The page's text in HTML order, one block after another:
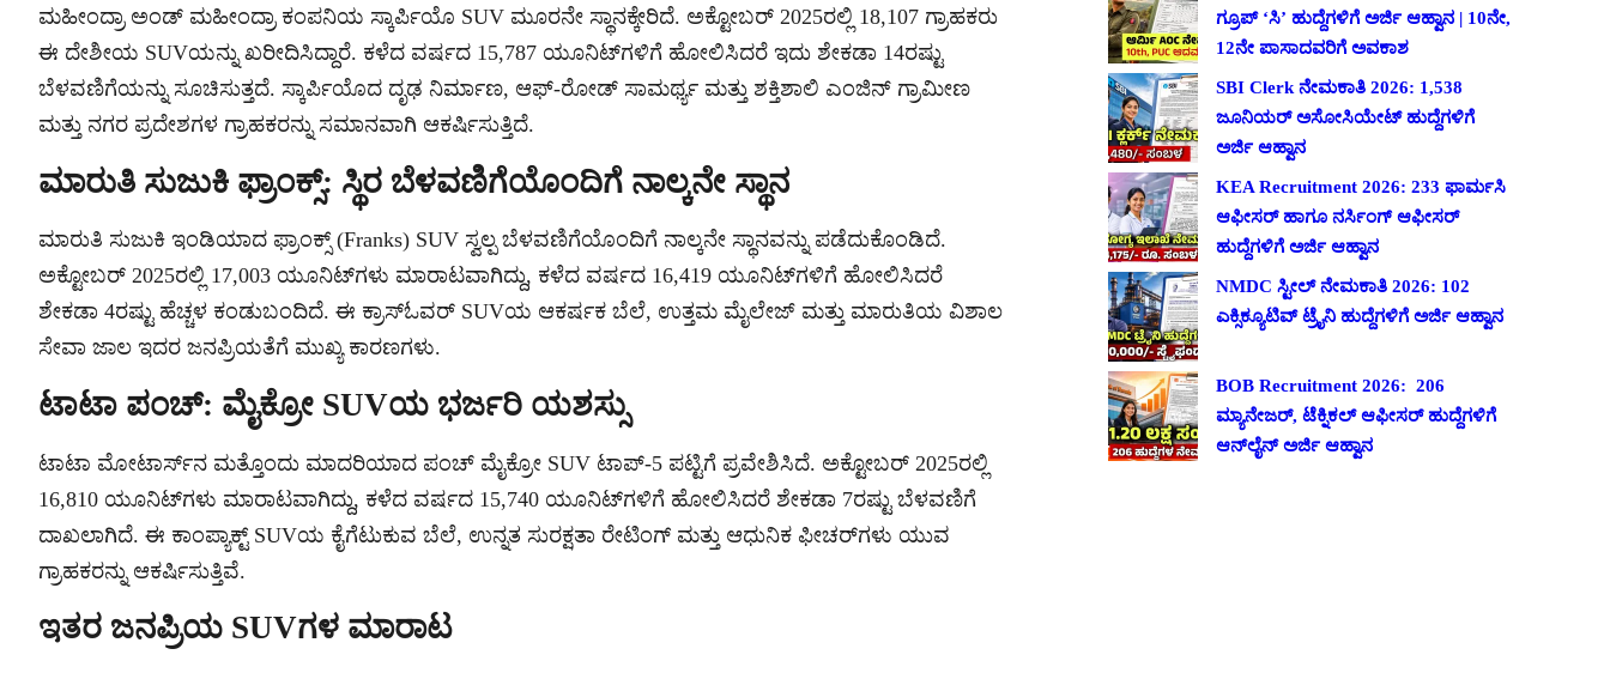
ಮಹೀಂದ್ರಾ ಅಂಡ್ ಮಹೀಂದ್ರಾ ಕಂಪನಿಯ ಸ್ಕಾರ್ಪಿಯೊ SUV ಮೂರನೇ ಸ್ಥಾನಕ್ಕೇರಿದೆ. ಅಕ್ಟೋಬರ್ 2025ರಲ್ಲಿ 18,107 ಗ್ರಾಹಕರು
ಈ ದೇಶೀಯ SUVಯನ್ನು ಖರೀದಿಸಿದ್ದಾರೆ. ಕಳೆದ ವರ್ಷದ 15,787 ಯೂನಿಟ್‌ಗಳಿಗೆ ಹೋಲಿಸಿದರೆ ಇದು ಶೇಕಡಾ 14ರಷ್ಟು
ಬೆಳವಣಿಗೆಯನ್ನು ಸೂಚಿಸುತ್ತದೆ. ಸ್ಕಾರ್ಪಿಯೊದ ದೃಢ ನಿರ್ಮಾಣ, ಆಫ್-ರೋಡ್ ಸಾಮರ್ಥ್ಯ ಮತ್ತು ಶಕ್ತಿಶಾಲಿ ಎಂಜಿನ್ ಗ್ರಾಮೀಣ
ಮತ್ತು ನಗರ ಪ್ರದೇಶಗಳ ಗ್ರಾಹಕರನ್ನು ಸಮಾನವಾಗಿ ಆಕರ್ಷಿಸುತ್ತಿದೆ.
ಮಾರುತಿ ಸುಜುಕಿ ಫ್ರಾಂಕ್ಸ್: ಸ್ಥಿರ ಬೆಳವಣಿಗೆಯೊಂದಿಗೆ ನಾಲ್ಕನೇ ಸ್ಥಾನ
ಮಾರುತಿ ಸುಜುಕಿ ಇಂಡಿಯಾದ ಫ್ರಾಂಕ್ಸ್ (Franks) SUV ಸ್ವಲ್ಪ ಬೆಳವಣಿಗೆಯೊಂದಿಗೆ ನಾಲ್ಕನೇ ಸ್ಥಾನವನ್ನು ಪಡೆದುಕೊಂಡಿದೆ.
ಅಕ್ಟೋಬರ್ 2025ರಲ್ಲಿ 17,003 ಯೂನಿಟ್‌ಗಳು ಮಾರಾಟವಾಗಿದ್ದು, ಕಳೆದ ವರ್ಷದ 16,419 ಯೂನಿಟ್‌ಗಳಿಗೆ ಹೋಲಿಸಿದರೆ
ಶೇಕಡಾ 4ರಷ್ಟು ಹೆಚ್ಚಳ ಕಂಡುಬಂದಿದೆ. ಈ ಕ್ರಾಸ್‌ಓವರ್ SUVಯ ಆಕರ್ಷಕ ಬೆಲೆ, ಉತ್ತಮ ಮೈಲೇಜ್ ಮತ್ತು ಮಾರುತಿಯ ವಿಶಾಲ
ಸೇವಾ ಜಾಲ ಇದರ ಜನಪ್ರಿಯತೆಗೆ ಮುಖ್ಯ ಕಾರಣಗಳು.
ಟಾಟಾ ಪಂಚ್: ಮೈಕ್ರೋ SUVಯ ಭರ್ಜರಿ ಯಶಸ್ಸು
ಟಾಟಾ ಮೋಟಾರ್ಸ್‌ನ ಮತ್ತೊಂದು ಮಾದರಿಯಾದ ಪಂಚ್ ಮೈಕ್ರೋ SUV ಟಾಪ್-5 ಪಟ್ಟಿಗೆ ಪ್ರವೇಶಿಸಿದೆ. ಅಕ್ಟೋಬರ್ 2025ರಲ್ಲಿ
16,810 ಯೂನಿಟ್‌ಗಳು ಮಾರಾಟವಾಗಿದ್ದು, ಕಳೆದ ವರ್ಷದ 15,740 ಯೂನಿಟ್‌ಗಳಿಗೆ ಹೋಲಿಸಿದರೆ ಶೇಕಡಾ 7ರಷ್ಟು ಬೆಳವಣಿಗೆ
ದಾಖಲಾಗಿದೆ. ಈ ಕಾಂಪ್ಯಾಕ್ಟ್ SUVಯ ಕೈಗೆಟುಕುವ ಬೆಲೆ, ಉನ್ನತ ಸುರಕ್ಷತಾ ರೇಟಿಂಗ್ ಮತ್ತು ಆಧುನಿಕ ಫೀಚರ್‌ಗಳು ಯುವ
ಗ್ರಾಹಕರನ್ನು ಆಕರ್ಷಿಸುತ್ತಿವೆ.
ಇತರ ಜನಪ್ರಿಯ SUVಗಳ ಮಾರಾಟ
ಗ್ರೂಪ್ ‘ಸಿ’ ಹುದ್ದೆಗಳಿಗೆ ಅರ್ಜಿ ಆಹ್ವಾನ | 10ನೇ,
12ನೇ ಪಾಸಾದವರಿಗೆ ಅವಕಾಶ
SBI Clerk ನೇಮಕಾತಿ 2026: 1,538
ಜೂನಿಯರ್ ಅಸೋಸಿಯೇಟ್ ಹುದ್ದೆಗಳಿಗೆ
ಅರ್ಜಿ ಆಹ್ವಾನ
KEA Recruitment 2026: 233 ಫಾರ್ಮಸಿ
ಆಫೀಸರ್ ಹಾಗೂ ನರ್ಸಿಂಗ್ ಆಫೀಸರ್
ಹುದ್ದೆಗಳಿಗೆ ಅರ್ಜಿ ಆಹ್ವಾನ
NMDC ಸ್ಟೀಲ್ ನೇಮಕಾತಿ 2026: 102
ಎಕ್ಸಿಕ್ಯೂಟಿವ್ ಟ್ರೈನಿ ಹುದ್ದೆಗಳಿಗೆ ಅರ್ಜಿ ಆಹ್ವಾನ
BOB Recruitment 2026: 206
ಮ್ಯಾನೇಜರ್, ಟೆಕ್ನಿಕಲ್ ಆಫೀಸರ್ ಹುದ್ದೆಗಳಿಗೆ
ಆನ್‌ಲೈನ್ ಅರ್ಜಿ ಆಹ್ವಾನ